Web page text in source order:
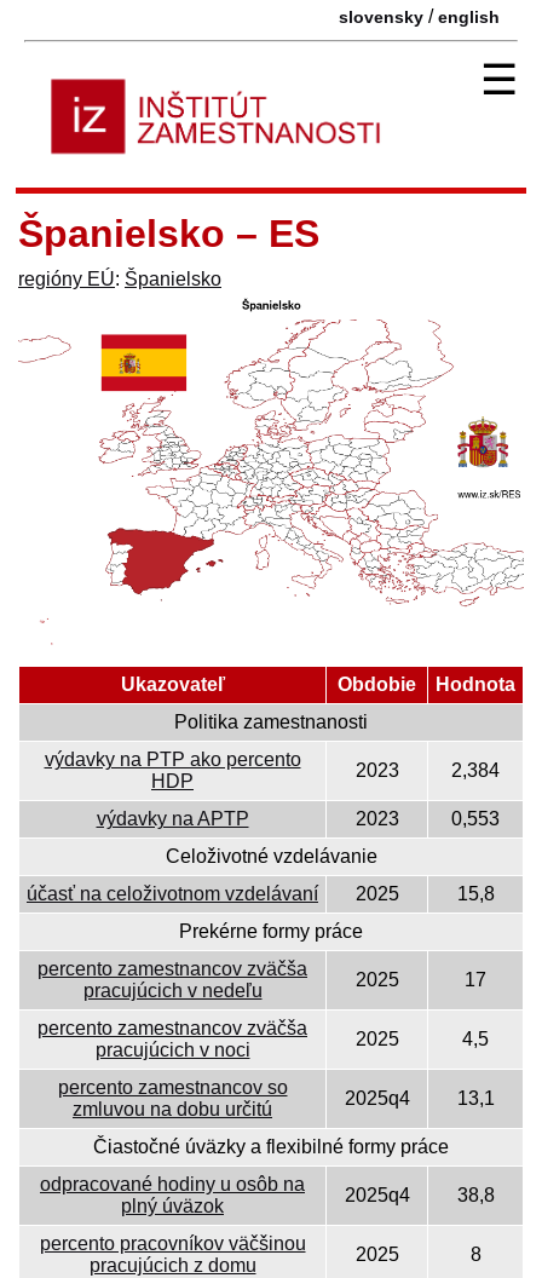
slovensky /english
☰
Španielsko – ES
regióny EÚ: Španielsko
Ukazovateľ Obdobie
Hodnota
Politika zamestnanosti
výdavky na PTP ako percento
HDP
2023 2,384
výdavky na APTP 2023
0,553
Celoživotné vzdelávanie
účasť na celoživotnom vzdelávaní
2025
15,8
Prekérne formy práce
percento zamestnancov zväčša
pracujúcich v nedeľu
2025 17
percento zamestnancov zväčša
pracujúcich v noci
2025 4,5
percento zamestnancov so
zmluvou na dobu určitú
2025q4 13,1
Čiastočné úväzky a flexibilné formy práce
odpracované hodiny u osôb na
plný úväzok
2025q4 38,8
percento pracovníkov väčšinou
pracujúcich z domu
2025 8